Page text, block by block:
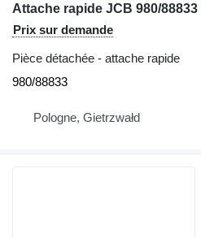
Prix sur demande
Pièce détachée - attache rapide
980/88833
Pologne, Gietrzwałd